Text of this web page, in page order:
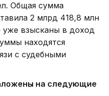
Общая сумма
2 млрд 418,8 млн
уже взысканы в доход
находятся
с судебными
на следующие